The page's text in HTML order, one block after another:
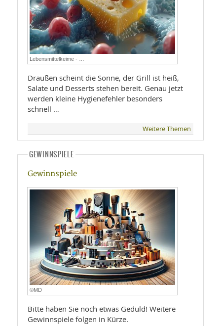
Lebensmittelkeime - …
Draußen scheint die Sonne, der Grill ist heiß,
Salate und Desserts stehen bereit. Genau jetzt
werden kleine Hygienefehler besonders
schnell …
Weitere Themen
GEWINNSPIELE
Gewinnspiele
©MD
Bitte haben Sie noch etwas Geduld! Weitere
Gewinnspiele folgen in Kürze.